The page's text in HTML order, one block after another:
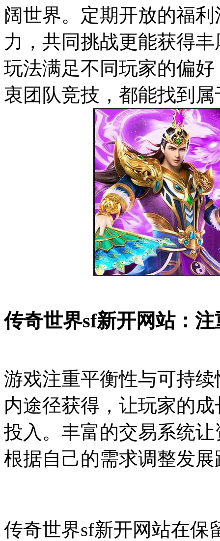
阔世界。定期开放的福
力，共同挑战更能获得
玩法满足不同玩家的偏
衷团队竞技，都能找到
传奇世界sf新开网站：
游戏注重平衡性与可持
内途径获得，让玩家的
投入。丰富的交易系统
根据自己的需求调整发展
传奇世界sf新开网站在保